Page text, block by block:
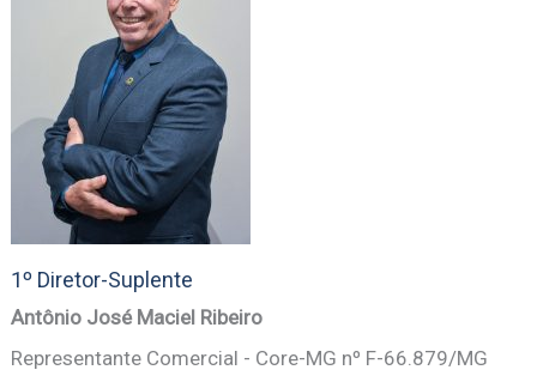
1º Diretor-Suplente
Antônio José Maciel Ribeiro
Representante Comercial - Core-MG nº F-66.879/MG